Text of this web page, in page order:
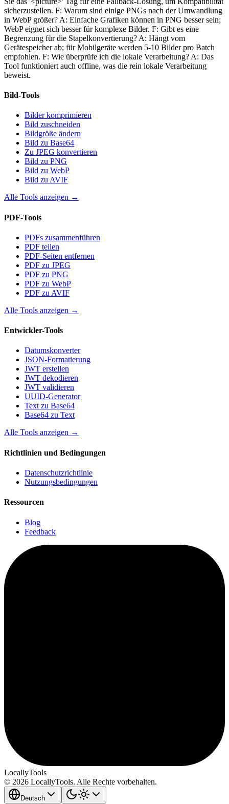
sicherzustellen. F: Warum sind einige PNGs nach der Umwandlung
in WebP größer? A: Einfache Grafiken können in PNG besser sein;
WebP eignet sich besser für komplexe Bilder. F: Gibt es eine
Begrenzung für die Stapelkonvertierung? A: Hängt vom
Gerätespeicher ab; für Mobilgeräte werden 5-10 Bilder pro Batch
empfohlen. F: Wie überprüfe ich die lokale Verarbeitung? A: Das
Tool funktioniert auch offline, was die rein lokale Verarbeitung
beweist.
Bild-Tools
Bilder komprimieren
Bild zuschneiden
Bildgröße ändern
Bild zu Base64
Zu JPEG konvertieren
Bild zu PNG
Bild zu WebP
Bild zu AVIF
Alle Tools anzeigen →
PDF-Tools
PDFs zusammenführen
PDF teilen
PDF-Seiten entfernen
PDF zu JPEG
PDF zu PNG
PDF zu WebP
PDF zu AVIF
Alle Tools anzeigen →
Entwickler-Tools
Datumskonverter
JSON-Formatierung
JWT erstellen
JWT dekodieren
JWT validieren
UUID-Generator
Text zu Base64
Base64 zu Text
Alle Tools anzeigen →
Richtlinien und Bedingungen
Datenschutzrichtlinie
Nutzungsbedingungen
Ressourcen
Blog
Feedback
LocallyTools
© 2026 LocallyTools. Alle Rechte vorbehalten.
Deutsch